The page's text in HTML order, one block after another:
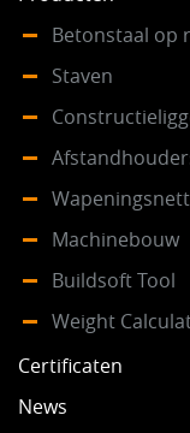
CONTACT
Betonstaal op
Staven
Machinebouw
Buildsoft Tool
Weight
Certificaten
News